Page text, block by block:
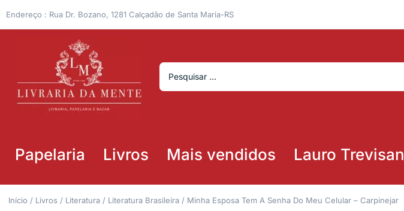
Endereço : Rua Dr. Bozano, 1281 Calçadão de Santa Maria-RS
Papelaria Livros Mais vendidos Lauro Trevisan
Início / Livros / Literatura / Literatura Brasileira / Minha Esposa Tem A Senha Do Meu Celular – Carpinejar